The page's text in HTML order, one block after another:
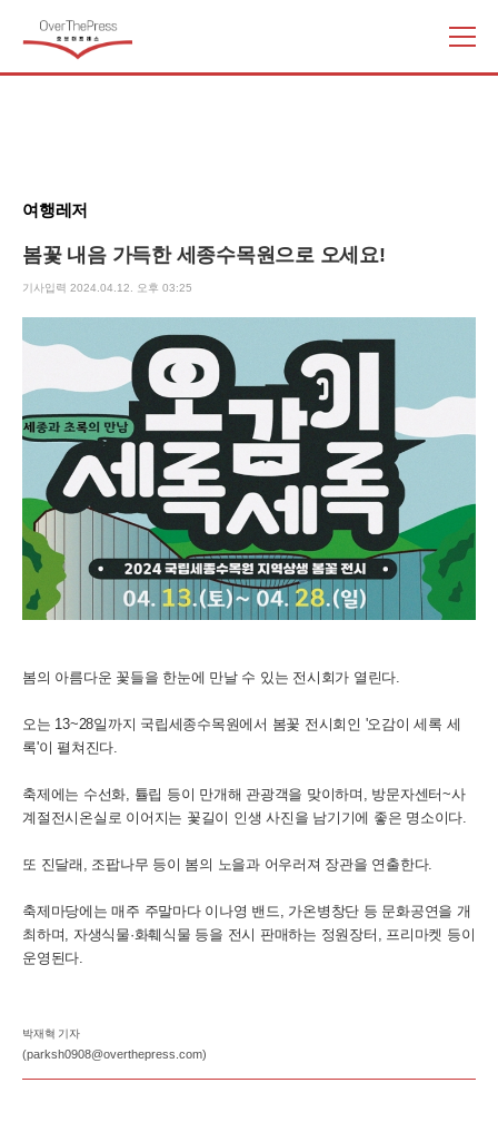
주
요
여행레저
봄꽃 내음 가득한 세종수목원으로 오세요!
기사입력 2024.04.12. 오후 03:25
봄의 아름다운 꽃들을 한눈에 만날 수 있는 전시회가 열린다.
오는 13~28일까지 국립세종수목원에서 봄꽃 전시회인 '오감이 세록 세
록'이 펼쳐진다.
축제에는 수선화, 튤립 등이 만개해 관광객을 맞이하며, 방문자센터~사
계절전시온실로 이어지는 꽃길이 인생 사진을 남기기에 좋은 명소이다.
또 진달래, 조팝나무 등이 봄의 노을과 어우러져 장관을 연출한다.
축제마당에는 매주 주말마다 이나영 밴드, 가온병창단 등 문화공연을 개
최하며, 자생식물·화훼식물 등을 전시 판매하는 정원장터, 프리마켓 등이
운영된다.
박재혁 기자
(parksh0908@overthepress.com)